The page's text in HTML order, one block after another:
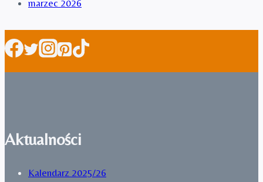
marzec 2026
Aktualności
Kalendarz 2025/26